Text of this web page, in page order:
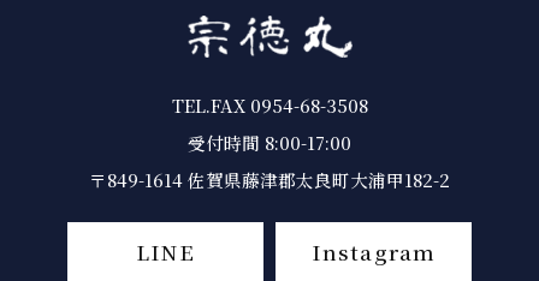
TEL.FAX 0954-68-3508
受付時間 8:00-17:00
〒849-1614 佐賀県藤津郡太良町⼤浦甲182-2
LINE Instagram